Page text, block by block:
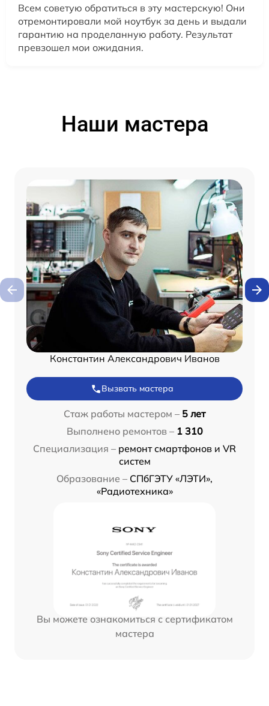
Всем советую обратиться в эту мастерскую! Они
отремонтировали мой ноутбук за день и выдали
гарантию на проделанную работу. Результат
превзошел мои ожидания.
Наши мастера
Константин Александрович Иванов
Вызвать мастера
Стаж работы мастером – 5 лет
Выполнено ремонтов – 1 310
Специализация – ремонт смартфонов и VR
систем
Образование – СПбГЭТУ «ЛЭТИ»,
«Радиотехника»
Вы можете ознакомиться с сертификатом
мастера